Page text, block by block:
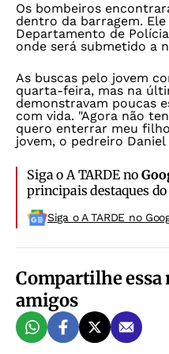
Os bombeiros
dentro da barragem.
Departamento de
onde será submetido a
As buscas pelo jovem
quarta-feira, mas na
demonstravam poucas
com vida. "Agora não
quero enterrar meu
jovem, o pedreiro Daniel
Siga o A TARDE no
principais destaques
Siga o A TARDE no
Compartilhe essa
amigos